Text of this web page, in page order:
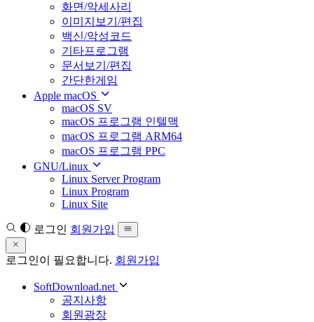
화면/악세사리
이미지보기/편집
백신/악성코드
기타프로그램
문서보기/편집
간단한게임
Apple macOS
macOS SV
macOS 프로그램 인텔맥
macOS 프로그램 ARM64
macOS 프로그램 PPC
GNU/Linux
Linux Server Program
Linux Program
Linux Site
로그인 회원가입
로그인이 필요합니다. 회원가입
SoftDownload.net
공지사항
회원광장